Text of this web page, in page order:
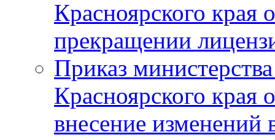
Красноярского
прекращении
Приказ
Красноярского
внесение изменений